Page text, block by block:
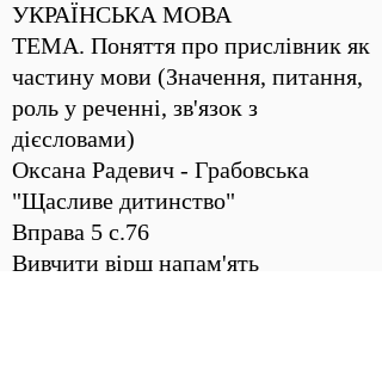
УКРАЇНСЬКА МОВА
ТЕМА. Поняття про прислівник як
частину мови (Значення, питання,
роль у реченні, зв'язок з
дієсловами)
Оксана Радевич - Грабовська
"Щасливе дитинство"
Вправа 5 с.76
Вивчити вірш напам'ять